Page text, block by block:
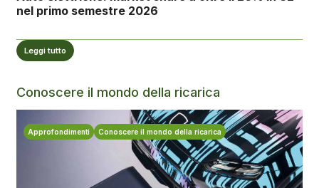
nel primo semestre 2026
Leggi tutto
Conoscere il mondo della ricarica
Approfondimenti Conoscere il mondo della ricarica